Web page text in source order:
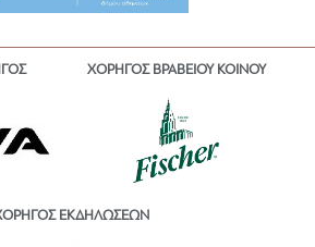
ΧΟΡΗΓΟΣ ΒΡΑΒΕΙΟΥ ΚΟΙΝΟΥ
ΕΚΔΗΛΩΣΕΩΝ